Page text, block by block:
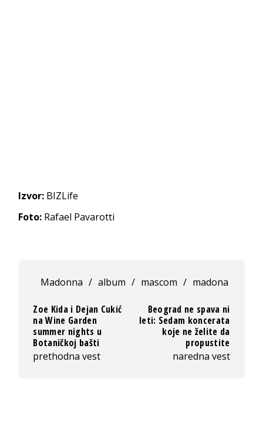
Izvor: BIZLife
Foto: Rafael Pavarotti
Madonna / album / mascom / madona
Zoe Kida i Dejan Cukić
na Wine Garden
summer nights u
Botaničkoj bašti
prethodna vest
Beograd ne spava ni
leti: Sedam koncerata
koje ne želite da
propustite
naredna vest